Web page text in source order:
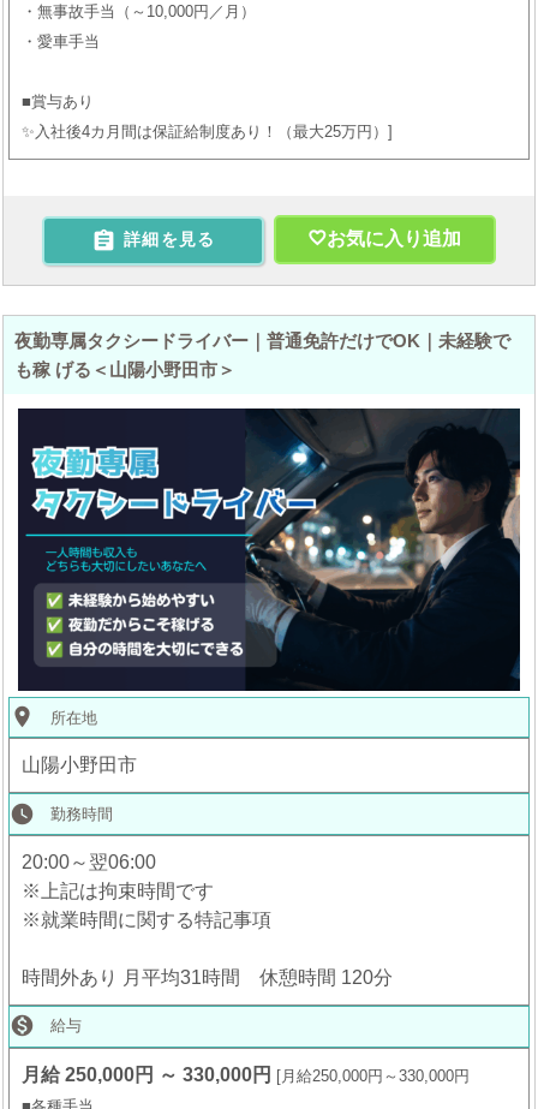
・無事故手当（～10,000円／月）
・愛車手当
■賞与あり
✨入社後4カ月間は保証給制度あり！（最大25万円）
 詳細を見る お気に入り追加
夜勤専属タクシードライバー｜普通免許だけでOK｜未経験で
も稼 げる＜山陽小野田市＞
place 所在地
山陽小野田市
watch_later 勤務時間
20:00～翌06:00
※上記は拘束時間です
※就業時間に関する特記事項
時間外あり 月平均31時間 休憩時間 120分
 給与
月給 250,000円 ～ 330,000円
月給250,000円～330,000円